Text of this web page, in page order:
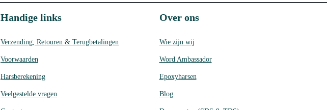
Handige links
Verzending, Retouren & Terugbetalingen
Voorwaarden
Harsberekening
Veelgestelde vragen
Over ons
Wie zijn wij
Word Ambassador
Epoxyharsen
Blog